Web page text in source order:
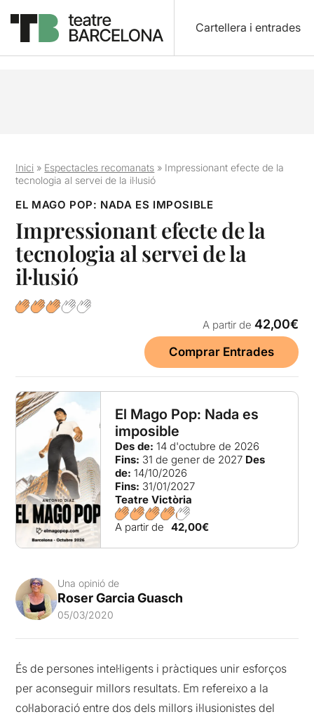
Cartellera i entrades
Inici » Espectacles recomanats » Impressionant efecte de la
tecnologia al servei de la il·lusió
EL MAGO POP: NADA ES IMPOSIBLE
Impressionant efecte de la
tecnologia al servei de la
il·lusió
A partir de 42,00€
Comprar Entrades
El Mago Pop: Nada es
imposible
Des de: 14 d'octubre de 2026
Fins: 31 de gener de 2027 Des
de: 14/10/2026
Fins: 31/01/2027
Teatre Victòria
A partir de 42,00€
Una opinió de
Roser Garcia Guasch
05/03/2020
És de persones intel·ligents i pràctiques unir esforços
per aconseguir millors resultats. Em refereixo a la
col·laboració entre dos dels millors il·lusionistes del